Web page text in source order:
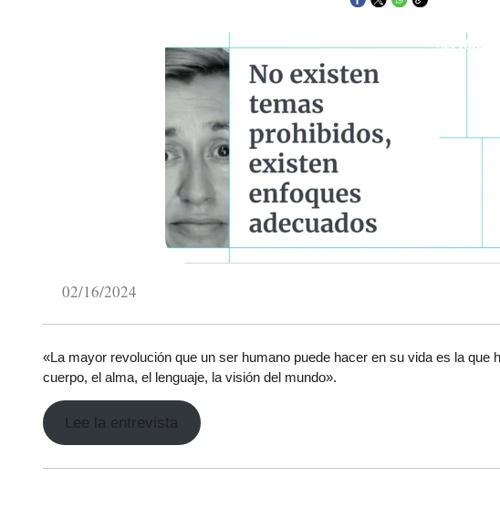
02/16/2024
«La mayor revolución que un ser humano puede hacer en su vida es la que
cuerpo, el alma, el lenguaje, la visión del mundo».
Lee la entrevista